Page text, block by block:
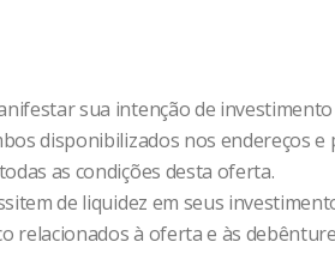
sua intenção de
disponibilizados nos endereços
as condições desta oferta.
de liquidez em seus
relacionados à oferta e às